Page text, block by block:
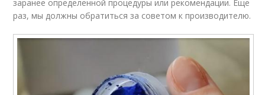
заранее определенной процедуры или рекомендации. Еще
раз, мы должны обратиться за советом к производителю.